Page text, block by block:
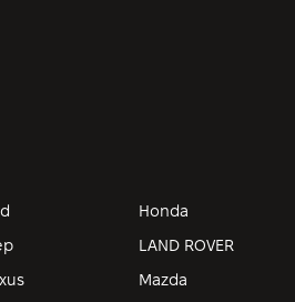
Honda
LAND ROVER
Mazda